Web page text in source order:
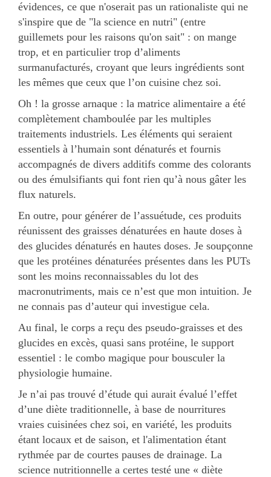
évidences, ce que n'oserait pas un rationaliste qui ne
s'inspire que de "la science en nutri" (entre
guillemets pour les raisons qu'on sait" : on mange
trop, et en particulier trop d’aliments
surmanufacturés, croyant que leurs ingrédients sont
les mêmes que ceux que l’on cuisine chez soi.
Oh ! la grosse arnaque : la matrice alimentaire a été
complètement chamboulée par les multiples
traitements industriels. Les éléments qui seraient
essentiels à l’humain sont dénaturés et fournis
accompagnés de divers additifs comme des colorants
ou des émulsifiants qui font rien qu’à nous gâter les
flux naturels.
En outre, pour générer de l’assuétude, ces produits
réunissent des graisses dénaturées en haute doses à
des glucides dénaturés en hautes doses. Je soupçonne
que les protéines dénaturées présentes dans les PUTs
sont les moins reconnaissables du lot des
macronutriments, mais ce n’est que mon intuition. Je
ne connais pas d’auteur qui investigue cela.
Au final, le corps a reçu des pseudo-graisses et des
glucides en excès, quasi sans protéine, le support
essentiel : le combo magique pour bousculer la
physiologie humaine.
Je n’ai pas trouvé d’étude qui aurait évalué l’effet
d’une diète traditionnelle, à base de nourritures
vraies cuisinées chez soi, en variété, les produits
étant locaux et de saison, et l'alimentation étant
rythmée par de courtes pauses de drainage. La
science nutritionnelle a certes testé une « diète